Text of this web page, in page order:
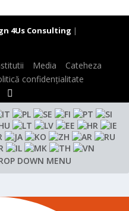
4Us Consulting |
Media
Cateheza
confidențialitate